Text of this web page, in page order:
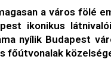
a város fölé
ikonikus
nyílik Budapest